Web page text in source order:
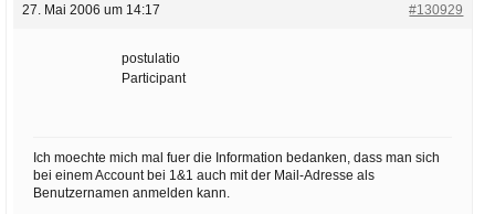
27. Mai 2006 um 14:17 #130929
postulatio
Participant
Ich moechte mich mal fuer die Information bedanken, dass man sich
bei einem Account bei 1&1 auch mit der Mail-Adresse als
Benutzernamen anmelden kann.